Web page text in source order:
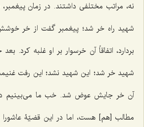
نه، مراتب مختلفی داشتند. در زمان
شهید راه خر شد؛ پیغمبر گفت از خر
بردارد، اتفاقاً آن خرسوار بر او غلبه کرد.
شهید خر شد؛ این شهید نشد؛ این رفت
آن خر جایش عوض شد. خب ما می‌بینیم در
مطالب [هم] هست، اما در این قضیّۀ